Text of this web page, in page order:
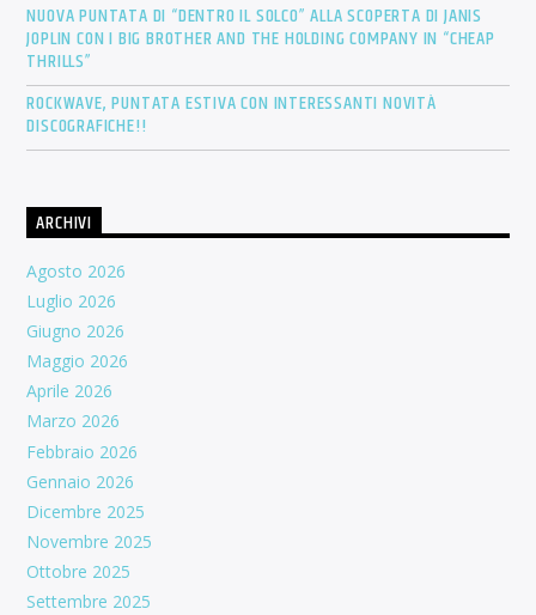
NUOVA PUNTATA DI “DENTRO IL SOLCO” ALLA SCOPERTA DI JANIS
JOPLIN CON I BIG BROTHER AND THE HOLDING COMPANY IN “CHEAP
THRILLS”
ROCKWAVE, PUNTATA ESTIVA CON INTERESSANTI NOVITÀ
DISCOGRAFICHE!!
ARCHIVI
Agosto 2026
Luglio 2026
Giugno 2026
Maggio 2026
Aprile 2026
Marzo 2026
Febbraio 2026
Gennaio 2026
Dicembre 2025
Novembre 2025
Ottobre 2025
Settembre 2025